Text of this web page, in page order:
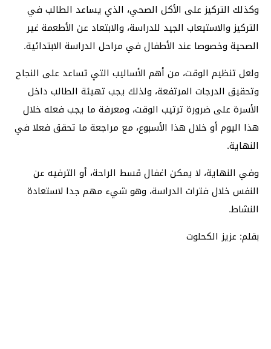
وكذلك التركيز على الأكل الصحي، الذي يساعد الطالب في
التركيز والاستيعاب الجيد للدراسة، والابتعاد عن الأطعمة غير
الصحية وخصوصا عند الأطفال في مراحل الدراسة الابتدائية.
ولعل تنظيم الوقت، من أهم الأساليب التي تساعد على النجاح
وتحقيق الدرجات المرتفعة، ولذلك يجب تهيئة الطالب داخل
الأسرة على ضرورة ترتيب الوقت، ومعرفة ما يجب فعله خلال
هذا اليوم أو خلال هذا الأسبوع، مع مراجعة ما تحقق فعلا في
النهاية.
وفي النهاية، لا يمكن اغفال قسط الراحة، أو الترفيه عن
النفس خلال فترات الدراسة، وهو شيء مهم جدا لاستعادة
النشاط.
بقلم: عزيز الكحلوت